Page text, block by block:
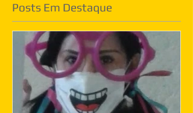
Posts Em Destaque